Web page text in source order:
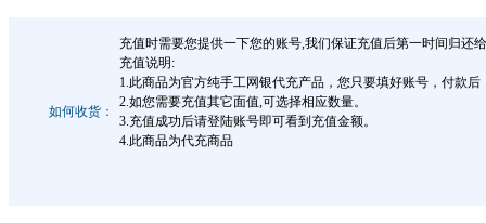
如何收货：
充值时需要您提供一下您的账号,我们保证充值后第一时间归还
充值说明:
1.此商品为官方纯手工网银代充产品，您只要填好账号，付款
2.如您需要充值其它面值,可选择相应数量。
3.充值成功后请登陆账号即可看到充值金额。
4.此商品为代充商品